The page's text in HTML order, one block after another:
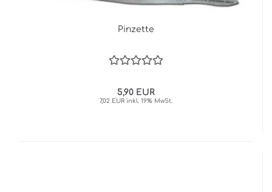
Pinzette
5,90 EUR
7,02 EUR inkl. 19% MwSt.